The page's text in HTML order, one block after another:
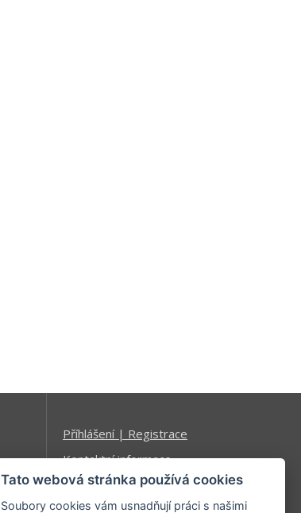
Příhlášení | Registrace
Kontaktní informace
Mapa stránek
Tato webová stránka používá cookies
Soubory cookies vám usnadňují práci s našimi